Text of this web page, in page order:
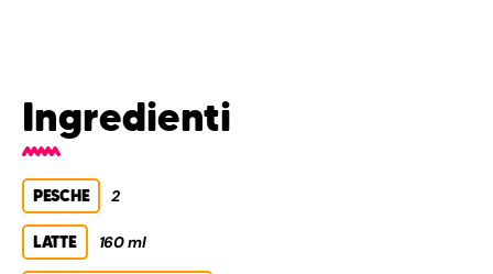
Ingredienti
PESCHE 2
LATTE 160 ml